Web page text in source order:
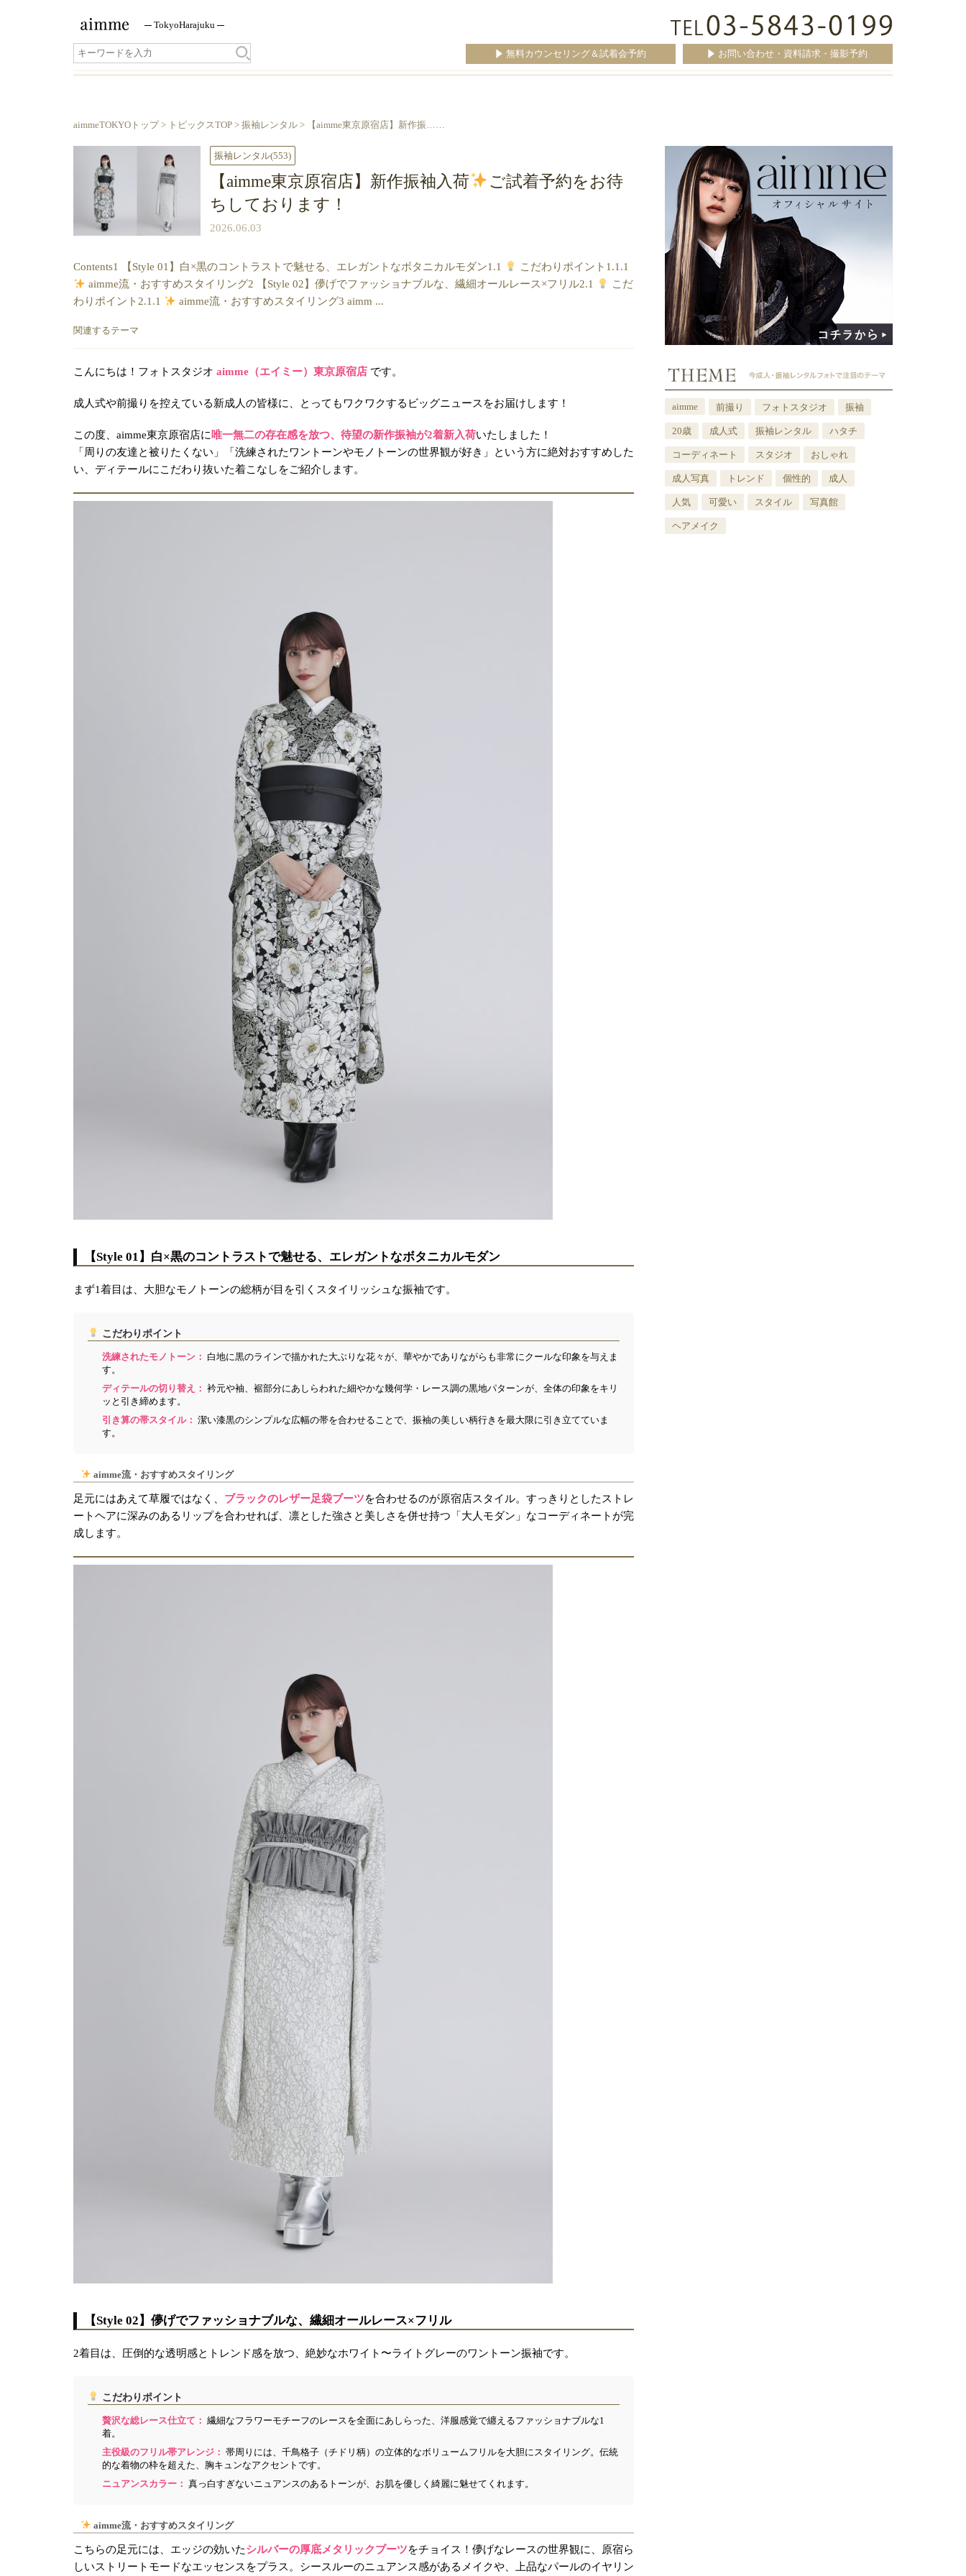
TokyoHarajuku
お問い合わせ・資料請求・撮影予約
無料カウンセリング＆試着会予約
aimmeTOKYOトップ> トピックスTOP > 振袖レンタル > 【aimme東京原宿店】新作振……
振袖レンタル(553)
【aimme東京原宿店】新作振袖入荷
ご試着予約をお待
ちしております！
2026.06.03
Contents1 【Style 01】白×黒のコントラストで魅せる、エレガントなボタニカルモダン1.1
こだわりポイント1.1.1
aimme流・おすすめスタイリング2 【Style 02】儚げでファッショナブルな、繊細オールレース×フリル2.1
こだ
わりポイント2.1.1
aimme流・おすすめスタイリング3 aimm ...
関連するテーマ
こんにちは！フォトスタジオ aimme（エイミー）東京原宿店 です。
成人式や前撮りを控えている新成人の皆様に、とってもワクワクするビッグニュースをお届けします！
この度、aimme東京原宿店に 唯一無二の存在感を放つ、待望の新作振袖が2着新入荷いたしました！
「周りの友達と被りたくない」「洗練されたワントーンやモノトーンの世界観が好き」という方に絶対おすすめした
い、ディテールにこだわり抜いた着こなしをご紹介します。
【Style 01】白×黒のコントラストで魅せる、エレガントなボタニカルモダン
まず1着目は、大胆なモノトーンの総柄が目を引くスタイリッシュな振袖です。
こだわりポイント
洗練されたモノトーン： 白地に黒のラインで描かれた大ぶりな花々が、華やかでありながらも非常にクールな印象を与えま
す。
ディテールの切り替え： 衿元や袖、裾部分にあしらわれた細やかな幾何学・レース調の黒地パターンが、全体の印象をキリ
ッと引き締めます。
引き算の帯スタイル： 潔い漆黒のシンプルな広幅の帯を合わせることで、振袖の美しい柄行きを最大限に引き立てていま
す。
aimme流・おすすめスタイリング
足元にはあえて草履ではなく、 ブラックのレザー足袋ブーツを合わせるのが原宿店スタイル。すっきりとしたストレ
ートヘアに深みのあるリップを合わせれば、凛とした強さと美しさを併せ持つ「大人モダン」なコーディネートが完
成します。
【Style 02】儚げでファッショナブルな、繊細オールレース×フリル
2着目は、圧倒的な透明感とトレンド感を放つ、絶妙なホワイト〜ライトグレーのワントーン振袖です。
こだわりポイント
贅沢な総レース仕立て： 繊細なフラワーモチーフのレースを全面にあしらった、洋服感覚で纏えるファッショナブルな1
着。
主役級のフリル帯アレンジ： 帯周りには、千鳥格子（チドリ柄）の立体的なボリュームフリルを大胆にスタイリング。伝統
的な着物の枠を超えた、胸キュンなアクセントです。
ニュアンスカラー： 真っ白すぎないニュアンスのあるトーンが、お肌を優しく綺麗に魅せてくれます。
aimme流・おすすめスタイリング
こちらの足元には、エッジの効いたシルバーの厚底メタリックブーツをチョイス！儚げなレースの世界観に、原宿ら
しいストリートモードなエッセンスをプラス。シースルーのニュアンス感があるメイクや、上品なパールのイヤリン
aimme 前撮り フォトスタジオ 振袖
20歳 成人式 振袖レンタル ハタチ
コーディネート スタジオ おしゃれ
成人写真 トレンド 個性的 成人
人気 可愛い スタイル 写真館
ヘアメイク